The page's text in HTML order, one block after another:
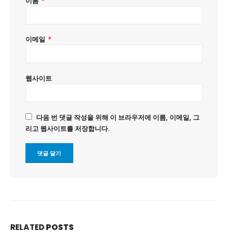
이메일 *
웹사이트
다음 번 댓글 작성을 위해 이 브라우저에 이름, 이메일, 그
리고 웹사이트를 저장합니다.
RELATEDPOSTS